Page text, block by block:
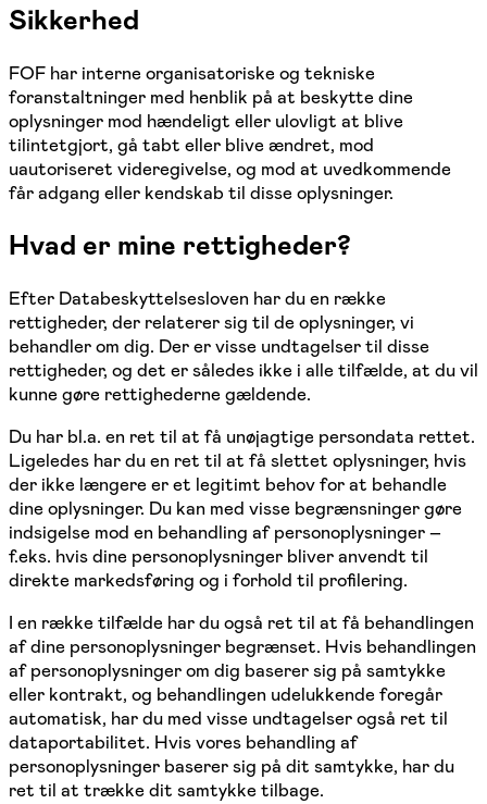
Sikkerhed
FOF har interne organisatoriske og tekniske
foranstaltninger med henblik på at beskytte dine
oplysninger mod hændeligt eller ulovligt at blive
tilintetgjort, gå tabt eller blive ændret, mod
uautoriseret videregivelse, og mod at uvedkommende
får adgang eller kendskab til disse oplysninger.
Hvad er mine rettigheder?
Efter Databeskyttelsesloven har du en række
rettigheder, der relaterer sig til de oplysninger, vi
behandler om dig. Der er visse undtagelser til disse
rettigheder, og det er således ikke i alle tilfælde, at du vil
kunne gøre rettighederne gældende.
Du har bl.a. en ret til at få unøjagtige persondata rettet.
Ligeledes har du en ret til at få slettet oplysninger, hvis
der ikke længere er et legitimt behov for at behandle
dine oplysninger. Du kan med visse begrænsninger gøre
indsigelse mod en behandling af personoplysninger –
f.eks. hvis dine personoplysninger bliver anvendt til
direkte markedsføring og i forhold til profilering.
I en række tilfælde har du også ret til at få behandlingen
af dine personoplysninger begrænset. Hvis behandlingen
af personoplysninger om dig baserer sig på samtykke
eller kontrakt, og behandlingen udelukkende foregår
automatisk, har du med visse undtagelser også ret til
dataportabilitet. Hvis vores behandling af
personoplysninger baserer sig på dit samtykke, har du
ret til at trække dit samtykke tilbage.